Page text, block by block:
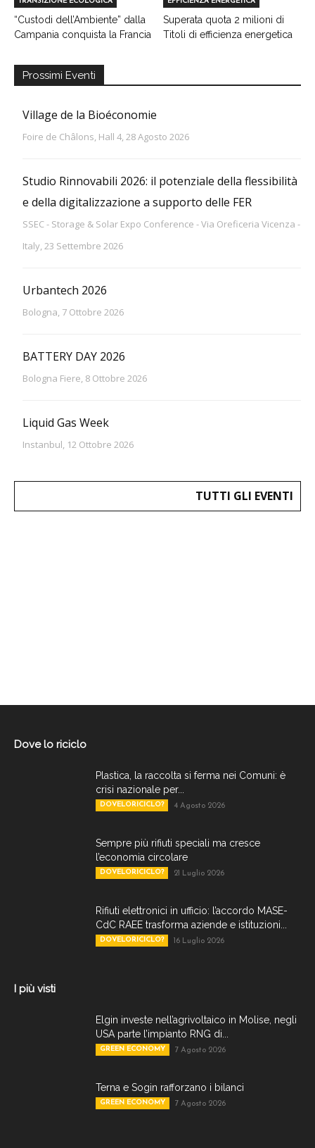
“Custodi dell’Ambiente” dalla
Campania conquista la Francia
Superata quota 2 milioni di
Titoli di efficienza energetica
Prossimi Eventi
Village de la Bioéconomie
Foire de Châlons, Hall 4, 28 Agosto 2026
Studio Rinnovabili 2026: il potenziale della flessibilità
e della digitalizzazione a supporto delle FER
SSEC - Storage & Solar Expo Conference - Via Oreficeria Vicenza -
Italy, 23 Settembre 2026
Urbantech 2026
Bologna, 7 Ottobre 2026
BATTERY DAY 2026
Bologna Fiere, 8 Ottobre 2026
Liquid Gas Week
Instanbul, 12 Ottobre 2026
TUTTI GLI EVENTI
Dove lo riciclo
Plastica, la raccolta si ferma nei Comuni: è
crisi nazionale per...
DOVELORICICLO? 4 Agosto 2026
Sempre più rifiuti speciali ma cresce
l’economia circolare
DOVELORICICLO? 21 Luglio 2026
Rifiuti elettronici in ufficio: l’accordo MASE-
CdC RAEE trasforma aziende e istituzioni...
DOVELORICICLO? 16 Luglio 2026
I più visti
Elgin investe nell’agrivoltaico in Molise, negli
USA parte l’impianto RNG di...
GREEN ECONOMY 7 Agosto 2026
Terna e Sogin rafforzano i bilanci
GREEN ECONOMY 7 Agosto 2026